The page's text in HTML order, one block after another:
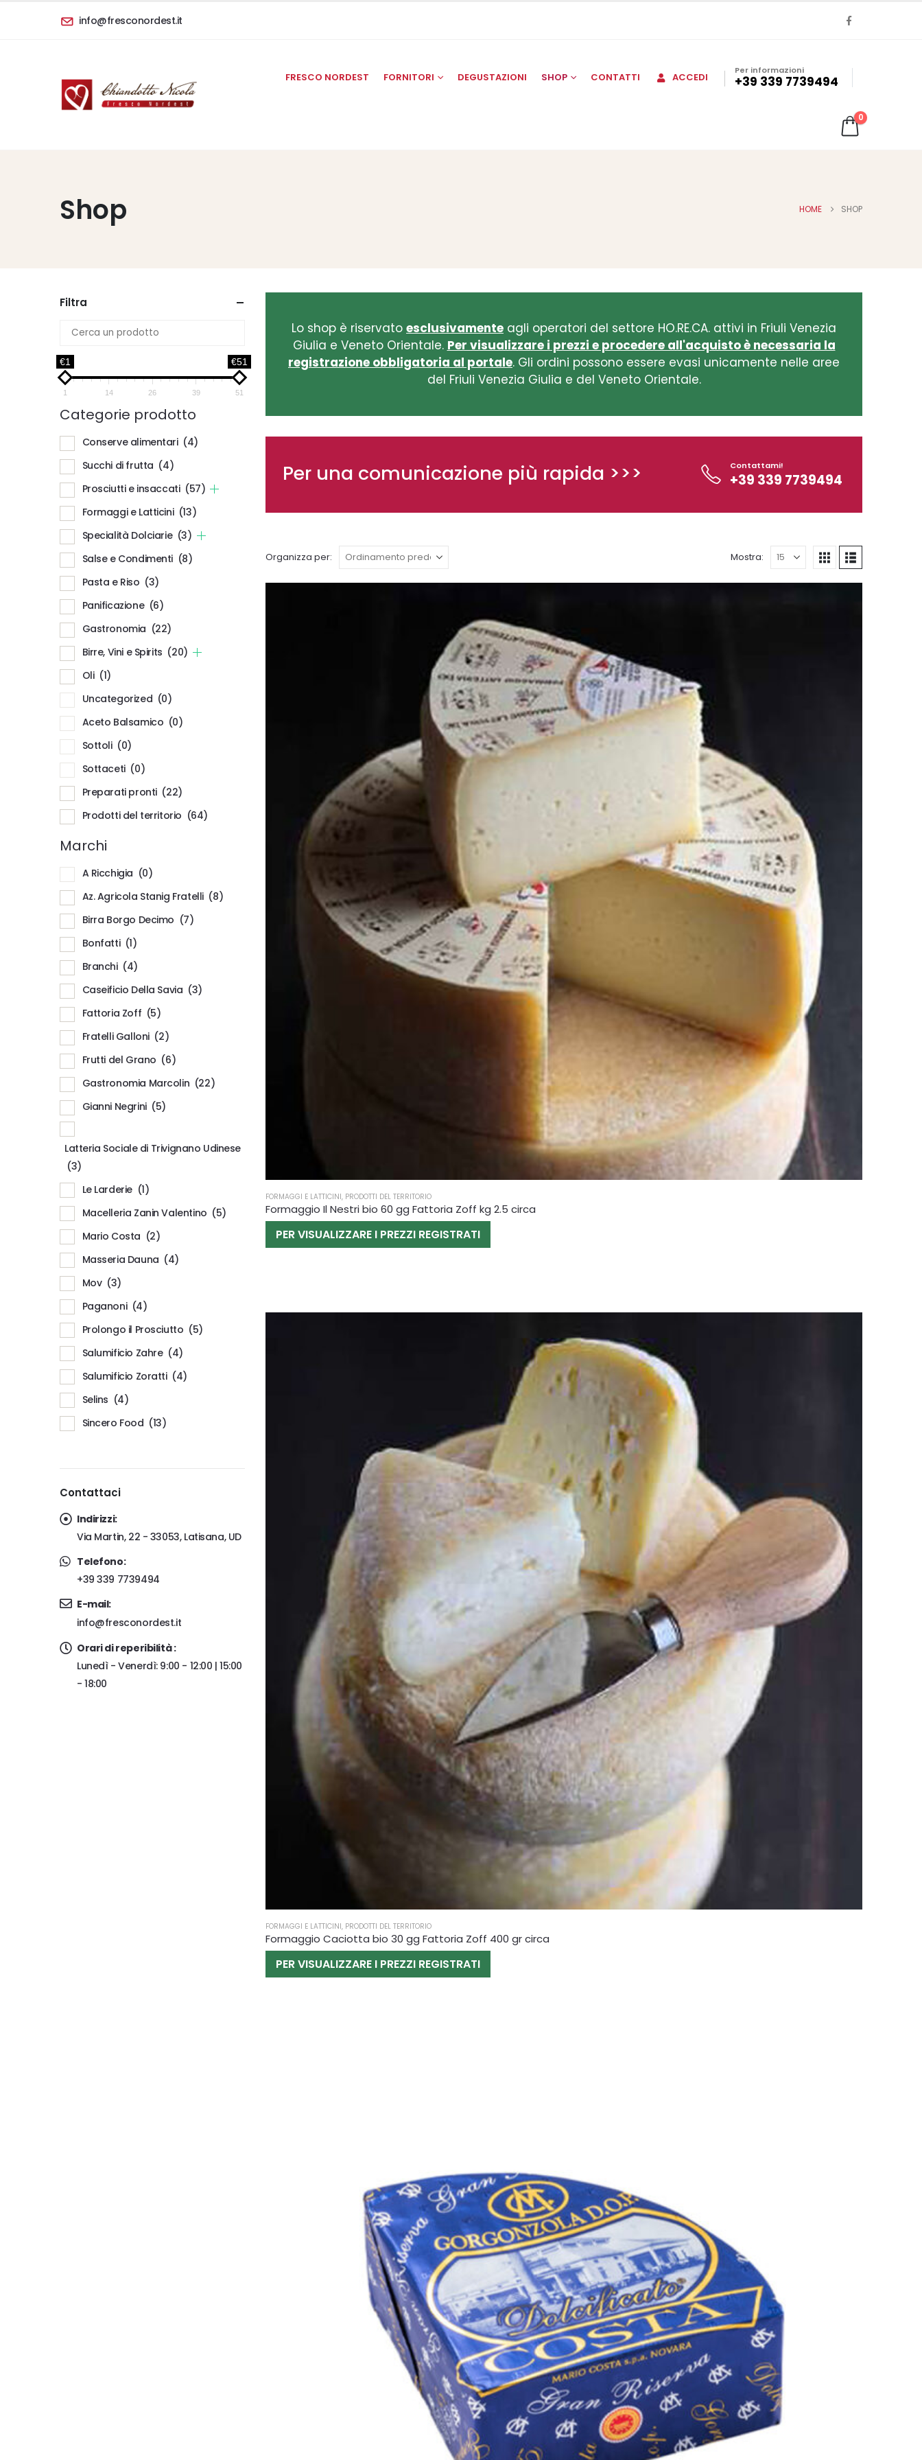
info@fresconordest.it
FRESCO NORDEST FORNITORI DEGUSTAZIONI SHOP CONTATTI ACCEDI
Per informazioni
+39 339 7739494
0
Shop HOME SHOP
Lo shop è riservato esclusivamente agli operatori del settore HO.RE.CA. attivi in Friuli Venezia
Giulia e Veneto Orientale. Per visualizzare i prezzi e procedere all'acquisto è necessaria la
registrazione obbligatoria al portale. Gli ordini possono essere evasi unicamente nelle aree
del Friuli Venezia Giulia e del Veneto Orientale.
Per una comunicazione più rapida >>> Contattami!
+39 339 7739494
Organizza per: Mostra:
FORMAGGI E LATTICINI, PRODOTTI DEL TERRITORIO
Formaggio Il Nestri bio 60 gg Fattoria Zoff kg 2.5 circa
PER VISUALIZZARE I PREZZI REGISTRATI
FORMAGGI E LATTICINI, PRODOTTI DEL TERRITORIO
Formaggio Caciotta bio 30 gg Fattoria Zoff 400 gr circa
PER VISUALIZZARE I PREZZI REGISTRATI
Filtra
€1 €51
1 14 26 39 51
Categorie prodotto
Conserve alimentari (4)
Succhi di frutta (4)
Prosciutti e insaccati (57)
Formaggi e Latticini (13)
Specialità Dolciarie (3)
Salse e Condimenti (8)
Pasta e Riso (3)
Panificazione (6)
Gastronomia (22)
Birre, Vini e Spirits (20)
Oli (1)
Uncategorized (0)
Aceto Balsamico (0)
Sottoli (0)
Sottaceti (0)
Preparati pronti (22)
Prodotti del territorio (64)
Marchi
A Ricchigia (0)
Az. Agricola Stanig Fratelli (8)
Birra Borgo Decimo (7)
Bonfatti (1)
Branchi (4)
Caseificio Della Savia (3)
Fattoria Zoff (5)
Fratelli Galloni (2)
Frutti del Grano (6)
Gastronomia Marcolin (22)
Gianni Negrini (5)
Latteria Sociale di Trivignano Udinese
(3)
Le Larderie (1)
Macelleria Zanin Valentino (5)
Mario Costa (2)
Masseria Dauna (4)
Mov (3)
Paganoni (4)
Prolongo il Prosciutto (5)
Salumificio Zahre (4)
Salumificio Zoratti (4)
Selins (4)
Sincero Food (13)
Contattaci
Indirizzi:
Via Martin, 22 - 33053, Latisana, UD
Telefono:
+39 339 7739494
E-mail:
info@fresconordest.it
Orari di reperibilità :
Lunedì - Venerdì: 9:00 - 12:00 | 15:00
- 18:00